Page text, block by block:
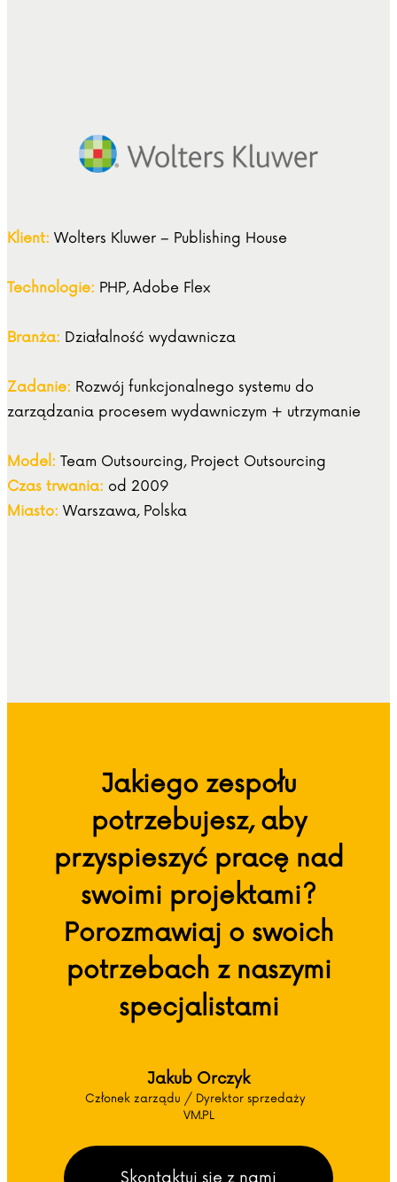
Klient: Wolters Kluwer – Publishing House
Technologie: PHP, Adobe Flex
Branża: Działalność wydawnicza
Zadanie: Rozwój funkcjonalnego systemu do
zarządzania procesem wydawniczym + utrzymanie
Model: Team Outsourcing, Project Outsourcing
Czas trwania: od 2009
Miasto: Warszawa, Polska
Jakiego zespołu
potrzebujesz, aby
przyspieszyć pracę nad
swoimi projektami?
Porozmawiaj o swoich
potrzebach z naszymi
specjalistami
Jakub Orczyk
Członek zarządu / Dyrektor sprzedaży
VM.PL
Skontaktuj się z nami